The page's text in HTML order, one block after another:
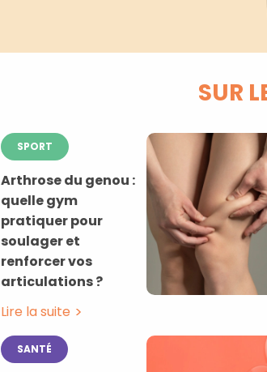
SUR
SPORT
Arthrose du genou :
quelle gym
pratiquer pour
soulager et
renforcer vos
articulations ?
Lire la suite
SANTÉ